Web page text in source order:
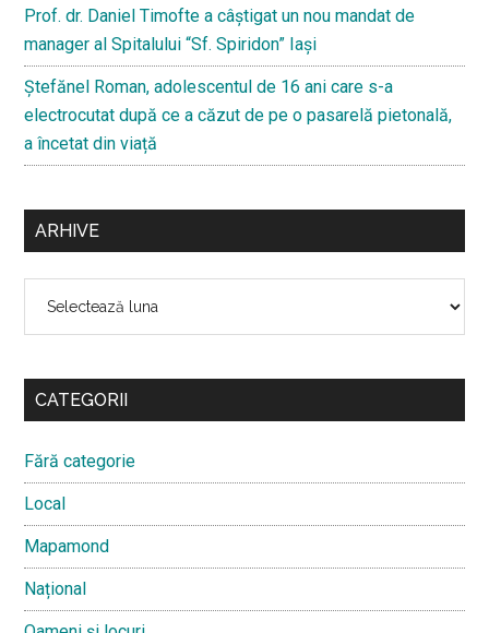
Prof. dr. Daniel Timofte a câștigat un nou mandat de
manager al Spitalului “Sf. Spiridon” Iași
Ştefănel Roman, adolescentul de 16 ani care s-a
electrocutat după ce a căzut de pe o pasarelă pietonală,
a încetat din viață
ARHIVE
CATEGORII
Fără categorie
Local
Mapamond
Național